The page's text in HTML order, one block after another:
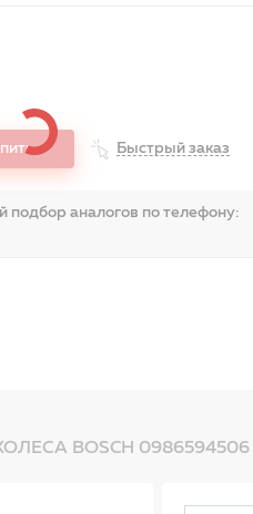
Быстрый заказ
подбор аналогов по телефону:
BOSCH 0986594506